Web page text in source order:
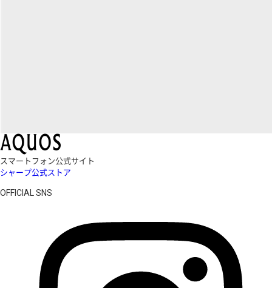
スマートフォン公式サイト
シャープ公式ストア
OFFICIAL SNS